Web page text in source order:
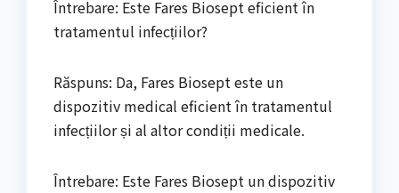
Întrebare: Este Fares Biosept eficient în
tratamentul infecțiilor?
Răspuns: Da, Fares Biosept este un
dispozitiv medical eficient în tratamentul
infecțiilor și al altor condiții medicale.
Întrebare: Este Fares Biosept un dispozitiv